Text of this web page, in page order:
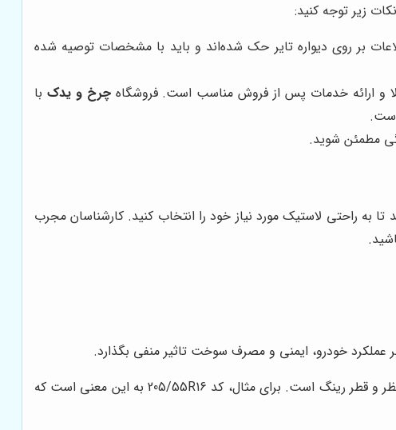
زیر توجه کنید:
بر روی دیواره تایر حک شده‌اند و باید با مشخصات توصیه شده
و ارائه خدمات پس از فروش مناسب است. فروشگاهچرخ و یدک با
مطمئن شوید.
به راحتی لاستیک مورد نیاز خود را انتخاب کنید. کارشناسان مجرب
عملکرد خودرو، ایمنی و مصرف سوخت تاثیر منفی بگذارد.
سایز تایر معمولاً به صورت یک کد بر روی دیواره تایر حک شده است. این کد شامل اطلاعاتی مانند پهنای تایر، نسبت منظر و قطر رینگ است. برای مثال، کد 205/55R16 به این معنی است که